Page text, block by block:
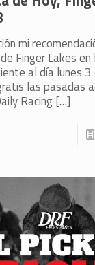
mi
Finger Lakes
al día lunes 3
las pasadas
Racing[…]